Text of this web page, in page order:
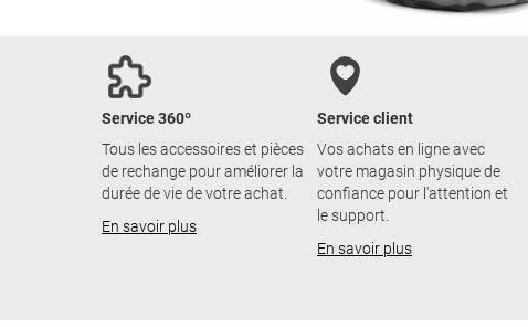
Service 360º
Tous les accessoires et pièces
de rechange pour améliorer la
durée de vie de votre achat.
En savoir plus
Service client
Vos achats en ligne avec
votre magasin physique de
confiance pour l'attention et
le support.
En savoir plus